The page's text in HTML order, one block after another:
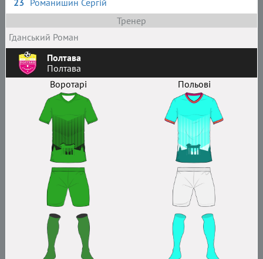
23 Романишин Сергій
Тренер
Гданський Роман
Полтава
Полтава
Воротарі
Польові